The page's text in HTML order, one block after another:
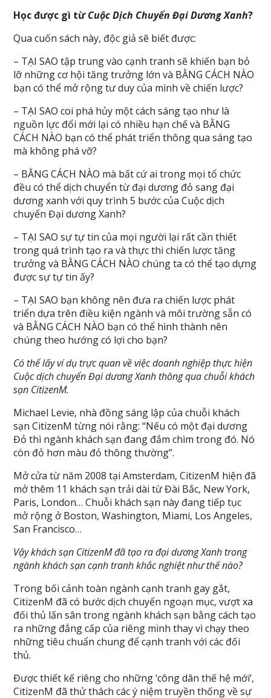
Học được gì từCuộc Dịch Chuyển Đại Dương Xanh?
Qua cuốn sách này, độc giả sẽ biết được:
– TẠI SAO tập trung vào cạnh tranh sẽ khiến bạn bỏ
lỡ những cơ hội tăng trưởng lớn và BẰNG CÁCH NÀO
bạn có thể mở rộng tư duy của mình về chiến lược?
– TẠI SAO coi phá hủy một cách sáng tạo như là
nguồn lực đổi mới lại có nhiều hạn chế và BẰNG
CÁCH NÀO bạn có thể phát triển thông qua sáng tạo
mà không phá vỡ?
– BẰNG CÁCH NÀO mà bất cứ ai trong mọi tổ chức
đều có thể dịch chuyển từ đại dương đỏ sang đại
dương xanh với quy trình 5 bước của Cuộc dịch
chuyển Đại dương Xanh?
– TẠI SAO sự tự tin của mọi người lại rất cần thiết
trong quá trình tạo ra và thực thi chiến lược tăng
trưởng và BẰNG CÁCH NÀO chúng ta có thể tạo dựng
được sự tự tin ấy?
– TẠI SAO bạn không nên đưa ra chiến lược phát
triển dựa trên điều kiện ngành và môi trường sẵn có
và BẰNG CÁCH NÀO bạn có thể hình thành nên
chúng theo hướng có lợi cho bạn?
Có thể lấy ví dụ trực quan về việc doanh nghiệp thực hiện
Cuộc dịch chuyển Đại dương Xanh thông qua chuỗi khách
sạn CitizenM.
Michael Levie, nhà đồng sáng lập của chuỗi khách
sạn CitizenM từng nói rằng: “Nếu có một đại dương
Đỏ thì ngành khách sạn đang đắm chìm trong đó. Nó
còn đỏ hơn màu đỏ thông thường”.
Mở cửa từ năm 2008 tại Amsterdam, CitizenM hiện đã
mở thêm 11 khách sạn trải dài từ Đài Bắc, New York,
Paris, London… Chuỗi khách sạn này đang tiếp tục
mở rộng ở Boston, Washington, Miami, Los Angeles,
San Francisco…
Vậy khách sạn CitizenM đã tạo ra đại dương Xanh trong
ngành khách sạn cạnh tranh khắc nghiệt như thế nào?
Trong bối cảnh toàn ngành cạnh tranh gay gắt,
CitizenM đã có bước dịch chuyển ngoạn mục, vượt xa
đối thủ lấn sân trong ngành khách sạn bằng cách tạo
ra những đẳng cấp của riêng mình thay vì chạy theo
những tiêu chuẩn chung để cạnh tranh với các đối
thủ.
Được thiết kế riêng cho những ‘công dân thế hệ mới’,
CitizenM đã thử thách các ý niệm truyền thống về sự